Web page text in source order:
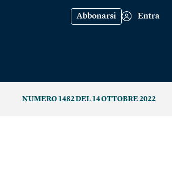
Abbonarsi Entra
NUMERO 1482 DEL 14 OTTOBRE 2022